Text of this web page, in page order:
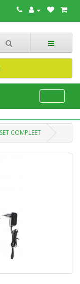
COMPLEET